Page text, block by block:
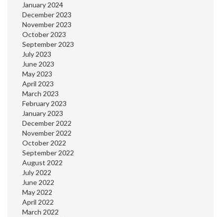
January 2024
December 2023
November 2023
October 2023
September 2023
July 2023
June 2023
May 2023
April 2023
March 2023
February 2023
January 2023
December 2022
November 2022
October 2022
September 2022
August 2022
July 2022
June 2022
May 2022
April 2022
March 2022